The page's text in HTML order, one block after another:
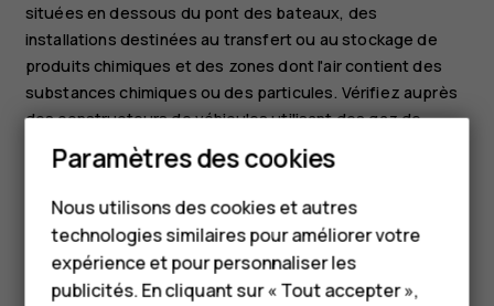
Smartphones
Téléphones classiques
HMD Terra M
situées en dessous du pont des bateaux, des
installations destinées au transfert ou au stockage de
produits chimiques et des zones dont l'air contient des
substances chimiques ou des particules. Vérifiez auprès
des constructeurs de véhicules utilisant des gaz de
pétrole liquéfiés (tels que le propane ou le butane) si
l'appareil peut être utilisé en toute sécurité à proximité de
ceux-ci.
Paramètres des cookies
Nous utilisons des cookies et autres
technologies similaires pour améliorer votre
expérience et pour personnaliser les
publicités. En cliquant sur « Tout accepter »,